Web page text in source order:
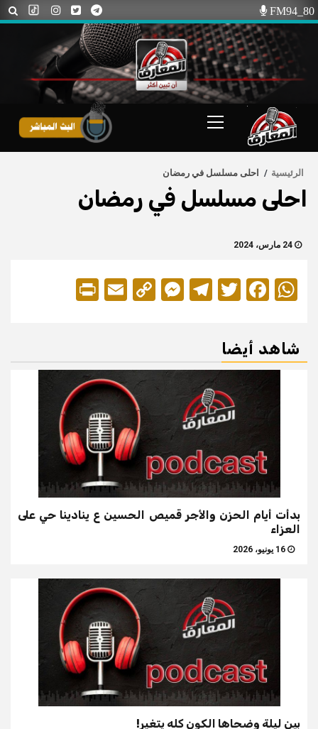
Skip
to
content
FM94_80
Menu
الرئيسية احلى مسلسل في رمضان
احلى مسلسل في رمضان
WhatsApp
Facebook
Twitter
Telegram
Messenger
Copy
Email
شاهد أيضا
بدأت أيام الحزن والأجر قميص الحسين ع ينادينا حي على
العزاء
بين ليلة وضحاها الكون كله يتغير!